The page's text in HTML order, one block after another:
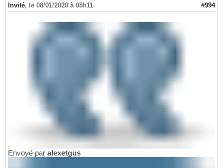
Invité, le 08/01/2020 à 08h11 #994
Envoyé par alexetgus